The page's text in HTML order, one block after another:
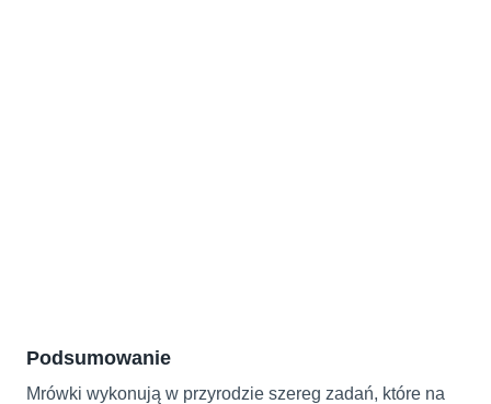
Podsumowanie
Mrówki wykonują w przyrodzie szereg zadań, które na